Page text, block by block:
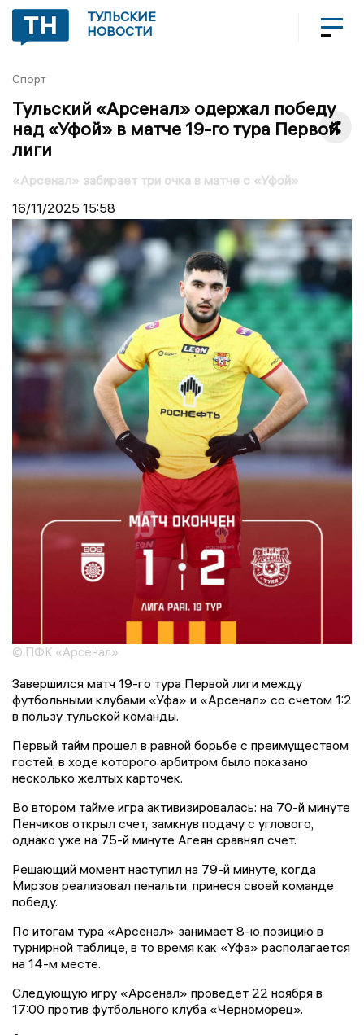
ТУЛЬСКИЕ
НОВОСТИ
Спорт
Тульский «Арсенал» одержал победу
над «Уфой» в матче 19-го тура Первой
лиги
«Арсенал» забирает три очка в матче с «Уфой»
16/11/2025 15:58
© ПФК «Арсенал»
Завершился матч 19-го тура Первой лиги между
футбольными клубами «Уфа» и «Арсенал» со счетом 1:2
в пользу тульской команды.
Первый тайм прошел в равной борьбе с преимуществом
гостей, в ходе которого арбитром было показано
несколько желтых карточек.
Во втором тайме игра активизировалась: на 70-й минуте
Пенчиков открыл счет, замкнув подачу с углового,
однако уже на 75-й минуте Агеян сравнял счет.
Решающий момент наступил на 79-й минуте, когда
Мирзов реализовал пенальти, принеся своей команде
победу.
По итогам тура «Арсенал» занимает 8-ю позицию в
турнирной таблице, в то время как «Уфа» располагается
на 14-м месте.
Следующую игру «Арсенал» проведет 22 ноября в
17:00 против футбольного клуба «Черноморец».